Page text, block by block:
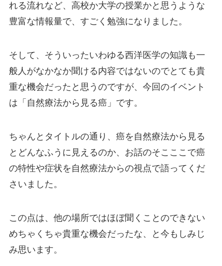
れる流れなど、高校か大学の授業かと思うような
豊富な情報量で、すごく勉強になりました。
そして、そういったいわゆる西洋医学の知識も一
般人がなかなか聞ける内容ではないのでとても貴
重な機会だったと思うのですが、今回のイベント
は「自然療法から見る癌」です。
ちゃんとタイトルの通り、癌を自然療法から見る
とどんなふうに見えるのか、お話のそこここで癌
の特性や症状を自然療法からの視点で語ってくだ
さいました。
この点は、他の場所ではほぼ聞くことのできない
めちゃくちゃ貴重な機会だったな、と今もしみじ
み思います。